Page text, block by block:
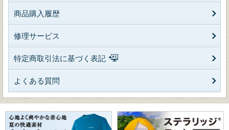
商品購入履歴
修理サービス
特定商取引法に基づく表記
よくある質問